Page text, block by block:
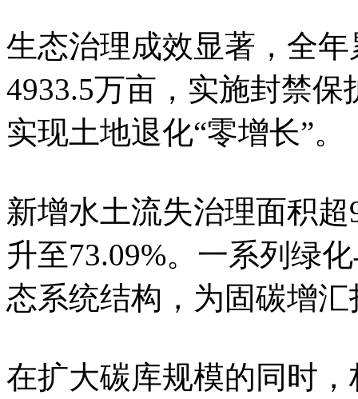
生态治理成效显著，全
4933.5万亩，实施封禁
实现土地退化“零增长”。
新增水土流失治理面积
升至73.09%。一系列绿
态系统结构，为固碳增
在扩大碳库规模的同时